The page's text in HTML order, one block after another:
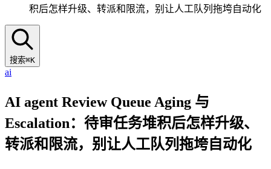
积后怎样升级、转派和限流，别让人工队列拖垮自动化
搜索⌘K
ai
AI agent Review Queue Aging 与
Escalation：待审任务堆积后怎样升级、
转派和限流，别让人工队列拖垮自动化